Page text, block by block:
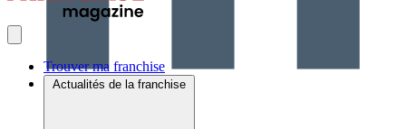
Trouver ma franchise
Actualités de la franchise